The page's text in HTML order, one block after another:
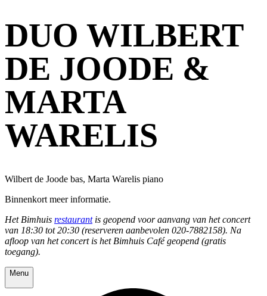
DUO WILBERT
DE JOODE &
MARTA
WARELIS
Wilbert de Joode bas, Marta Warelis piano
Binnenkort meer informatie.
Het Bimhuis restaurantis geopend voor aanvang van het concert
van 18:30 tot 20:30 (reserveren aanbevolen 020-7882158). Na
afloop van het concert is het Bimhuis Café geopend (gratis
toegang).
Menu